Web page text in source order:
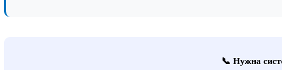
📞 Нужна